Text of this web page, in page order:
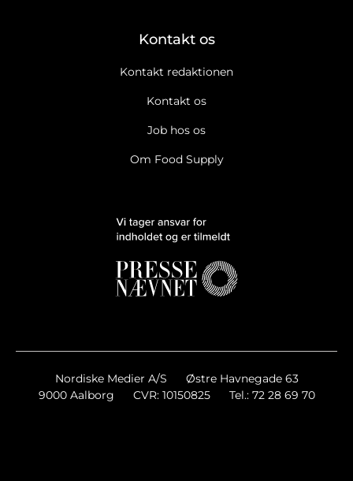
Kontakt os
Kontakt redaktionen
Kontakt os
Job hos os
Om Food Supply
Nordiske Medier A/S
Østre Havnegade 63
9000 Aalborg
CVR: 10150825 Tel.: 72 28 69 70